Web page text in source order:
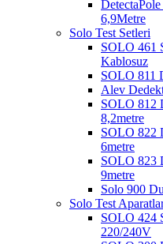
6,9Metre
Solo Test Setleri
SOLO 461
Kablosuz
SOLO 811
Alev
SOLO 812
8,2metre
SOLO 822
6metre
SOLO 823
9metre
Solo 900
Solo Test
SOLO 424
220/240V